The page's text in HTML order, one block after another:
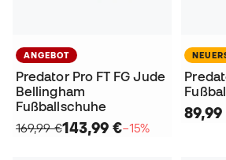
ANGEBOT
Predator Pro FT FG Jude
Bellingham
Fußballschuhe
169,99 €143,99 €−15%
89,99